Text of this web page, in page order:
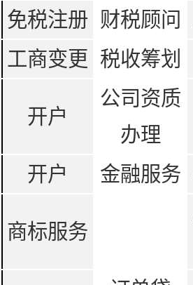
免税注册 财税顾问
工商变更
税收筹划
开户
公司资质
办理
开户 金融服务
商标服务